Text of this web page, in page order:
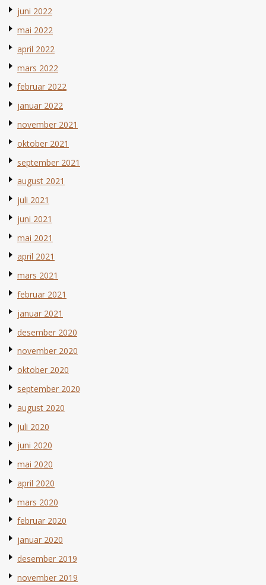
juni 2022
mai 2022
april 2022
mars 2022
februar 2022
januar 2022
november 2021
oktober 2021
september 2021
august 2021
juli 2021
juni 2021
mai 2021
april 2021
mars 2021
februar 2021
januar 2021
desember 2020
november 2020
oktober 2020
september 2020
august 2020
juli 2020
juni 2020
mai 2020
april 2020
mars 2020
februar 2020
januar 2020
desember 2019
november 2019